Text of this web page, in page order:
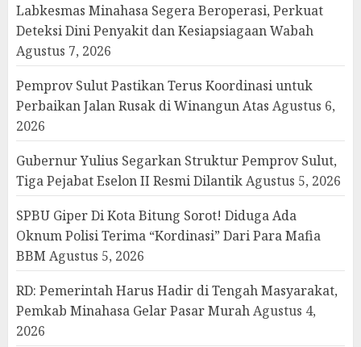
Labkesmas Minahasa Segera Beroperasi, Perkuat
Deteksi Dini Penyakit dan Kesiapsiagaan Wabah
Agustus 7, 2026
Pemprov Sulut Pastikan Terus Koordinasi untuk
Perbaikan Jalan Rusak di Winangun Atas Agustus 6,
2026
Gubernur Yulius Segarkan Struktur Pemprov Sulut,
Tiga Pejabat Eselon II Resmi DilantikAgustus 5, 2026
SPBU Giper Di Kota Bitung Sorot! Diduga Ada
Oknum Polisi Terima “Kordinasi” Dari Para Mafia
BBM Agustus 5, 2026
RD: Pemerintah Harus Hadir di Tengah Masyarakat,
Pemkab Minahasa Gelar Pasar MurahAgustus 4,
2026